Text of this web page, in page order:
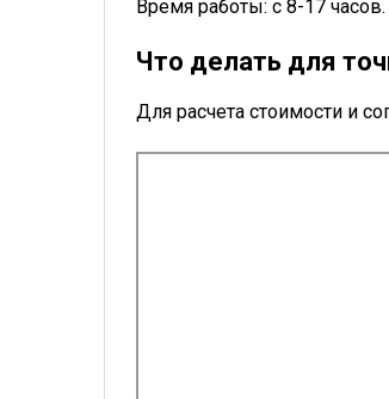
Время работы: с 8-17
Что делать для
Для расчета стоимости и